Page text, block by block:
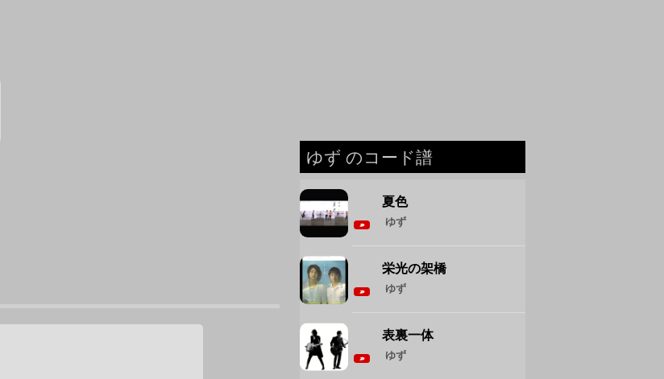
ゆず のコード譜
夏色
ゆず
栄光の架橋
ゆず
表裏一体
ゆず